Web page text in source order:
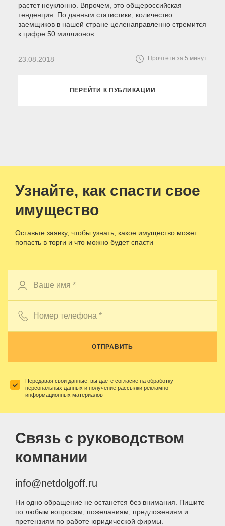
растет неуклонно. Впрочем, это общероссийская
тенденция. По данным статистики, количество
заемщиков в нашей стране целенаправленно стремится
к цифре 50 миллионов.
23.08.2018 Прочтете за 5 минут
ПЕРЕЙТИ К ПУБЛИКАЦИИ
Узнайте, как спасти свое
имущество
Оставьте заявку, чтобы узнать, какое имущество может
попасть в торги и что можно будет спасти
ОТПРАВИТЬ
Передавая свои данные, вы даете согласие на обработку
персональных данных и получение рассылки рекламно-
информационных материалов
Связь с руководством
компании
info@netdolgoff.ru
Ни одно обращение не останется без внимания. Пишите
по любым вопросам, пожеланиям, предложениям и
претензиям по работе юридической фирмы.